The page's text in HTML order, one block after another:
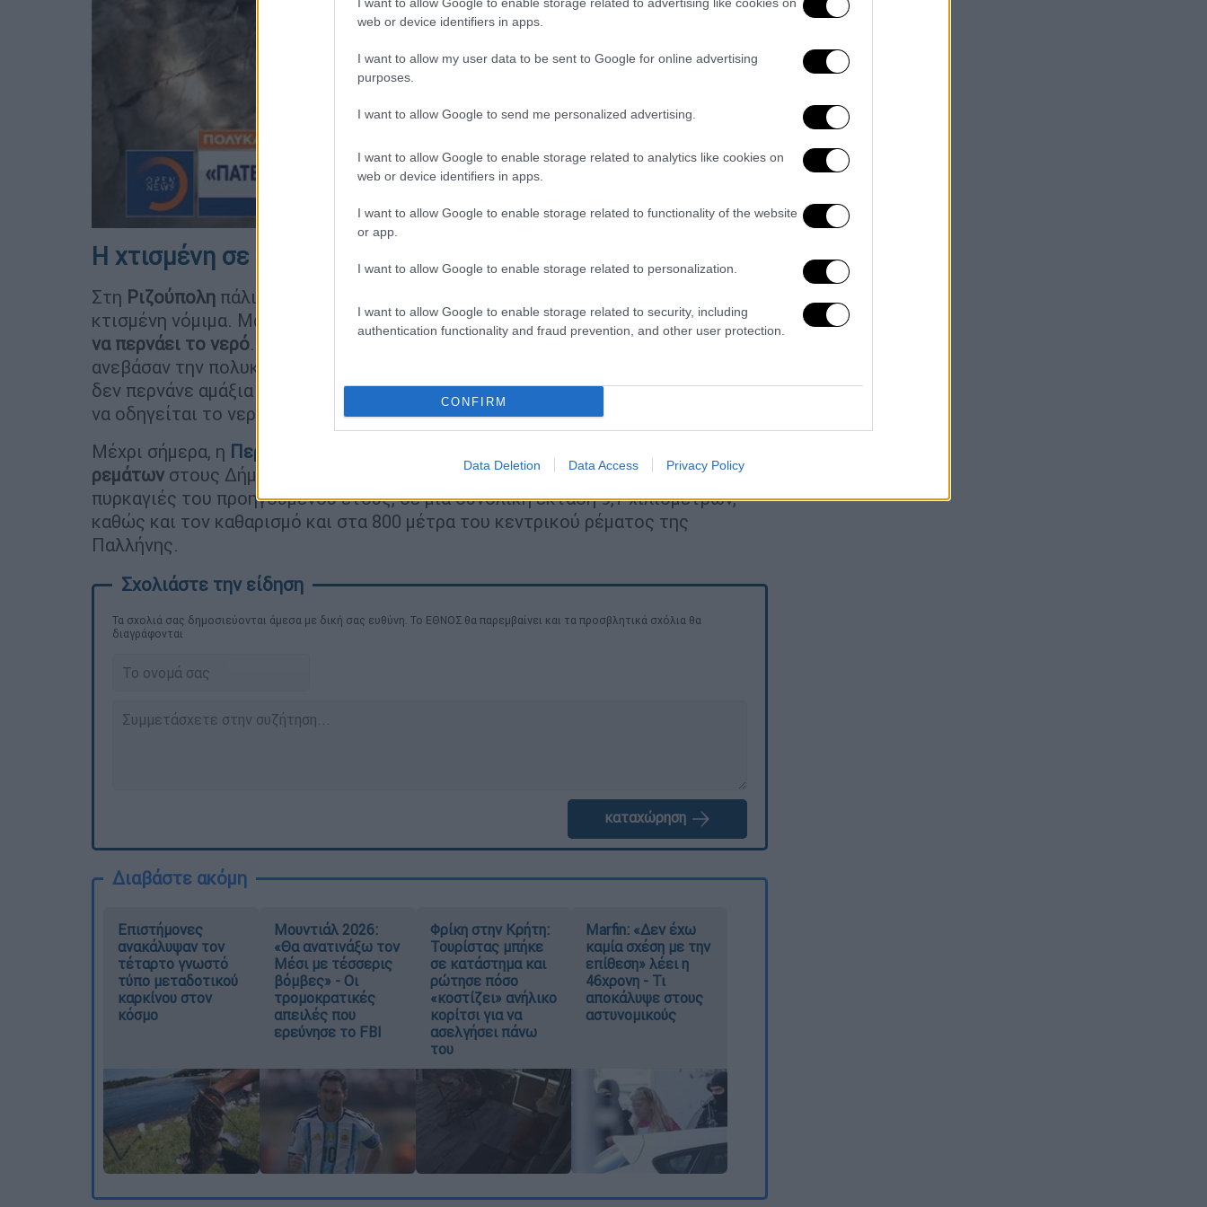
web or device identifiers in apps.
I want to allow my user data to be sent to Google for online advertising
purposes.
I want to allow Google to send me personalized advertising.
I want to allow Google to enable storage related to analytics like cookies on
web or device identifiers in apps.
I want to allow Google to enable storage related to functionality of the website
or app.
I want to allow Google to enable storage related to personalization.
I want to allow Google to enable storage related to security, including
authentication functionality and fraud prevention, and other user protection.
CONFIRM
Data Deletion Data Access Privacy Policy
Η χτισμένη σε ρέμα πολυκατοικία
Στη Ριζούπολη πάλι σε περιοχή όπου περνάει ρέμα...υπάρχει πολυκατοικία
κτισμένη νόμιμα. Μάλιστα οι κάτοικοι έχουν φτιάξει ένα άνοιγμα απόκάτω για
να περνάει το νερό. «Πάντοτε κατέβαζε νερό, είχαν οικόπεδα και έχτισαν αλλά
ανεβάσαν την πολυκατοικία για να περνάει το νερό από κάτω. Όταν βρέχει πολύ
δεν περνάνε αμάξια εδώ». Οι κάτοικοι έριξαν τσιμέντο και έφτιαξαν φρεάτιο για
να οδηγείται το νερό και να βρίσκει διέξοδο στο πίσω μέρος της πολυκατοικίας.
Μέχρι σήμερα, η Περιφέρεια Αττικής
ρεμάτων στους Δήμους Σαρωνικού και Αχαρνών οι οποίοι επλήγησαν από τις
πυρκαγιές του προηγούμενου έτους, σε μία συνολική έκταση 9,7 χιλιομέτρων,
καθώς και τον καθαρισμό και στα 800 μέτρα του κεντρικού ρέματος της
Παλλήνης.
Τα σχολιά σας δημοσιεύονται άμεσα με δική σας ευθύνη. Το ΕΘΝΟΣ θα παρεμβαίνει και τα προσβλητικά σχόλια θα
διαγράφονται
καταχώρηση
Διαβάστε ακόμη
Επιστήμονες
ανακάλυψαν τον
τέταρτο γνωστό
τύπο μεταδοτικού
καρκίνου στον
κόσμο
Μουντιάλ 2026:
«Θα ανατινάξω τον
Μέσι με τέσσερις
βόμβες» - Οι
τρομοκρατικές
απειλές που
ερεύνησε το FBI
Φρίκη στην Κρήτη:
Τουρίστας μπήκε
σε κατάστημα και
ρώτησε πόσο
«κοστίζει» ανήλικο
κορίτσι για να
ασελγήσει πάνω
του
Marfin: «Δεν έχω
καμία σχέση με την
επίθεση» λέει η
46χρονη - Τι
αποκάλυψε στους
αστυνομικούς